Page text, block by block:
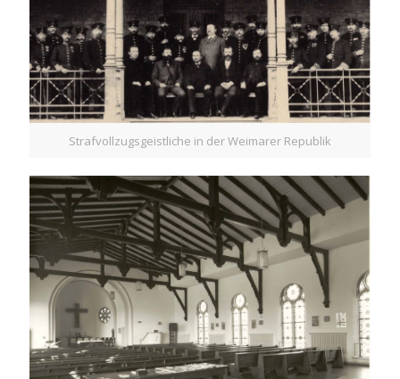
Strafvollzugsgeistliche in der Weimarer Republik